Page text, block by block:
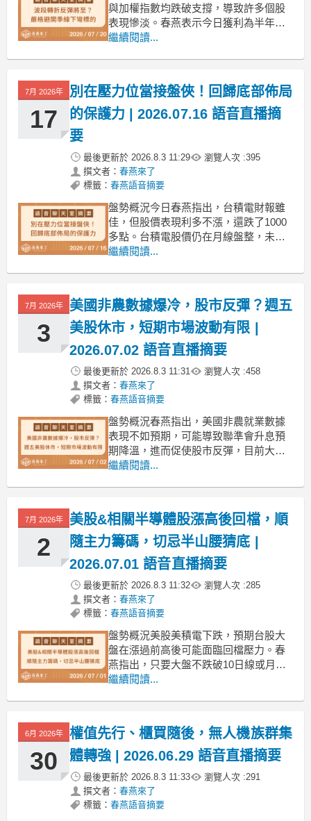
與加權指數均跌破支撐，導致許多個股
表現慘淡。春燕表示今日獲利為半年來
最少。然而，春燕預期美股今晚將反
季線下彎的漲高股應避免長期持有，即
使反彈也應視為短線操作，並在碰到季
線壓力時出場。春燕建議將資金轉
繼續閱讀...
7月 2026年
17
別在壓力位當接盤俠！回歸底部佈局
的保護力 | 2026.07.16 語音直播摘
要
最後更新於 2026.8.3 11:29 瀏覽人次 :395
撰文者： 春燕來了
標籤： 春燕語音摘要
盤勢概況今日春燕指出，台積電財報雖
佳，但股價表現利多不漲，還跌了1000
多點。台積電股價仍在月線盤整，未見
回檔修正，春燕對此擔憂台股可能累積
認為，AI 族群短期雖有回檔壓力，但長
期趨勢仍為多頭。春燕強調，主力完全
控盤，短期漲跌難以預
繼續閱讀...
7月 2026年
3
美國非農數據爆冷，股市反彈？週五
美股休市，短期市場波動有限 |
2026.07.02 語音直播摘要
最後更新於 2026.8.3 11:31 瀏覽人次 :458
撰文者： 春燕來了
標籤： 春燕語音摘要
盤勢概況春燕指出，美國非農就業數據
表現不如預期，可能導致聯準會升息預
期降溫，進而促使股市反彈，目前大盤
正處於反彈之中。春燕表示，她個人持
五（國慶日）休市，預計明日台股可能
不會有太大波動。⚠ 本集精華整理｜僅
供參考，不構成投資建議⚠
繼續閱讀...
7月 2026年
2
美股&相關半導體股漲高後回檔，順
隨主力籌碼，切忌半山腰猜底 |
2026.07.01 語音直播摘要
最後更新於 2026.8.3 11:32 瀏覽人次 :285
撰文者： 春燕來了
標籤： 春燕語音摘要
盤勢概況美股美積電下跌，預期台股大
盤在漲過前高後可能面臨回檔壓力。春
燕指出，只要大盤不跌破10日線或月
線，整體多方格局應無虞，但短期內可
正的擔憂，並提醒投資人需注意大盤修
正風險。⚠ 本集精華整理｜僅供參考，
不構成投資建議⚠
繼續閱讀...
6月 2026年
30
權值先行、櫃買隨後，無人機族群集
體轉強 | 2026.06.29 語音直播摘要
最後更新於 2026.8.3 11:33 瀏覽人次 :291
撰文者： 春燕來了
標籤： 春燕語音摘要